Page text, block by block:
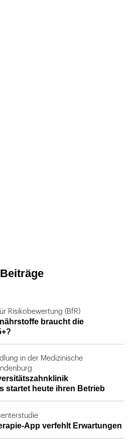
Risikobewertung (BfR)
braucht die
in der Medizinische
startet heute ihren Betrieb
App verfehlt Erwartungen